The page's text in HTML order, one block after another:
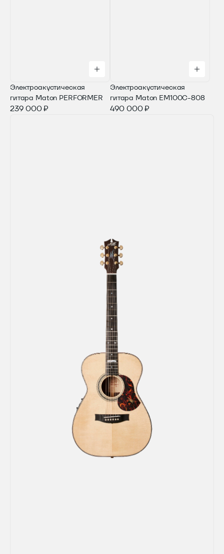
Электроакустическая
гитара Maton PERFORMER
239 000 ₽
Электроакустическая
гитара Maton EM100C-808
490 000 ₽